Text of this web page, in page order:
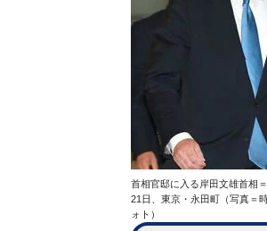
首相官邸に入る岸田文雄首相
21日、東京・永田町（写真＝
ォト）